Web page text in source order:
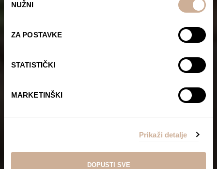
pristanka
NUŽNI
ZA POSTAVKE
STATISTIČKI
MARKETINŠKI
Prikaži detalje
DOPUSTI SVE
Zvijezda je rođena!